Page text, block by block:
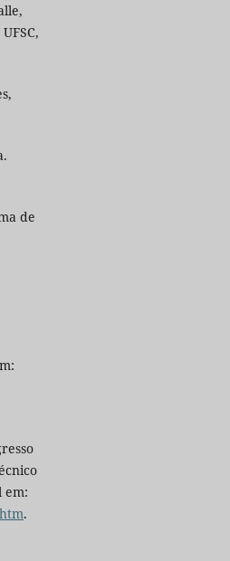
de
em:
.